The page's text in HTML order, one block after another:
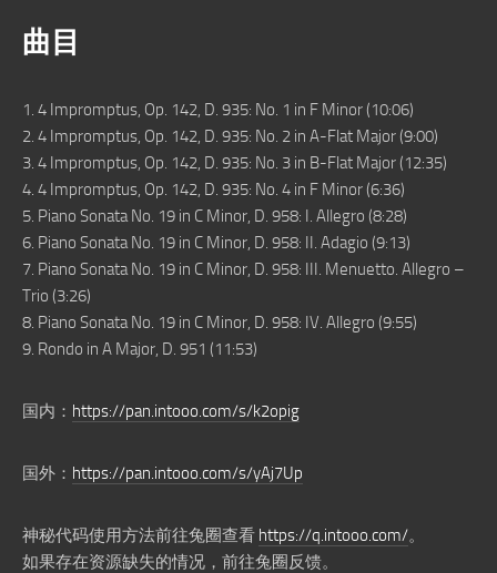
曲目
1. 4 Impromptus, Op. 142, D. 935: No. 1 in F Minor (10:06)
2. 4 Impromptus, Op. 142, D. 935: No. 2 in A-Flat Major (9:00)
3. 4 Impromptus, Op. 142, D. 935: No. 3 in B-Flat Major (12:35)
4. 4 Impromptus, Op. 142, D. 935: No. 4 in F Minor (6:36)
5. Piano Sonata No. 19 in C Minor, D. 958: I. Allegro (8:28)
6. Piano Sonata No. 19 in C Minor, D. 958: II. Adagio (9:13)
7. Piano Sonata No. 19 in C Minor, D. 958: III. Menuetto. Allegro –
Trio (3:26)
8. Piano Sonata No. 19 in C Minor, D. 958: IV. Allegro (9:55)
9. Rondo in A Major, D. 951 (11:53)
国内： https://pan.intooo.com/s/k2opig
国外： https://pan.intooo.com/s/yAj7Up
神秘代码使用方法前往兔圈查看 https://q.intooo.com/。
如果存在资源缺失的情况，前往兔圈反馈。